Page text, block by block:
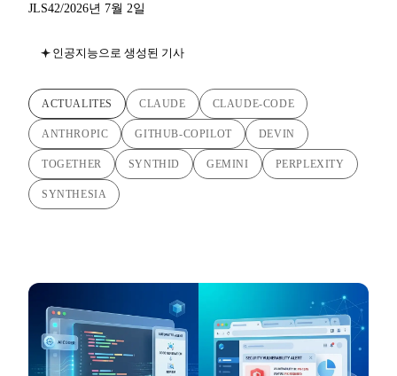
JLS42/2026년 7월 2일
인공지능으로 생성된 기사
ACTUALITES CLAUDE CLAUDE-CODE
ANTHROPIC GITHUB-COPILOT DEVIN
TOGETHER SYNTHID GEMINI PERPLEXITY
SYNTHESIA